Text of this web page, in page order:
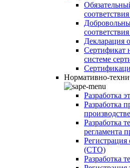
Декларация
Сертификат
системе
Нормативно-
Разработка
Разработка
Разработка
регламента
Регистрация
(СТО)
Разработка